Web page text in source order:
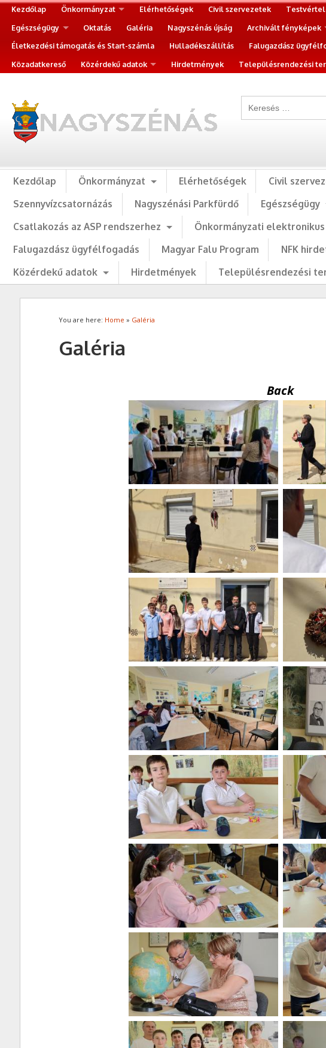
Kezdőlap Önkormányzat Elérhetőségek Civil szervezetek
Egészségügy
Oktatás Galéria Nagyszénás újság Archivált fényképek
Életkezdési támogatás és Start-számla
Hulladékszállítás Falugazdász
Közadatkereső
Közérdekű adatok Hirdetmények Településrendezési
Kezdőlap Önkormányzat Elérhetőségek Civil
Szennyvízcsatornázás
Nagyszénási Parkfürdő Egészségügy
Csatlakozás az ASP rendszerhez
Önkormányzati
Falugazdász ügyfélfogadás
Magyar Falu Program NFK
Közérdekű adatok
Hirdetmények Településrendezési
You are here: Home » Galéria
Galéria
Back